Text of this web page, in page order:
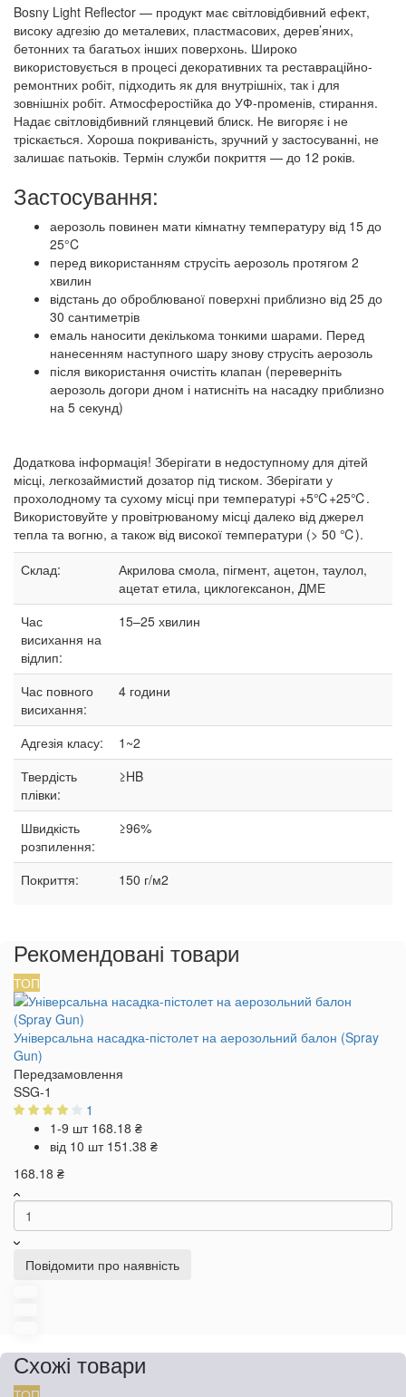
Bosny Light Reflector — продукт має світловідбивний ефект,
високу адгезію до металевих, пластмасових, дерев’яних,
бетонних та багатьох інших поверхонь. Широко
використовується в процесі декоративних та реставраційно-
ремонтних робіт, підходить як для внутрішніх, так і для
зовнішніх робіт. Атмосферостійка до УФ-променів, стирання.
Надає світловідбивний глянцевий блиск. Не вигоряє і не
тріскається. Хороша покриваність, зручний у застосуванні, не
залишає патьоків. Термін служби покриття — до 12 років.
Застосування:
аерозоль повинен мати кімнатну температуру від 15 до
25°C
перед використанням струсіть аерозоль протягом 2
хвилин
відстань до оброблюваної поверхні приблизно від 25 до
30 сантиметрів
емаль наносити декількома тонкими шарами. Перед
нанесенням наступного шару знову струсіть аерозоль
після використання очистіть клапан (переверніть
аерозоль догори дном і натисніть на насадку приблизно
на 5 секунд)
Додаткова інформація! Зберігати в недоступному для дітей
місці, легкозаймистий дозатор під тиском. Зберігати у
прохолодному та сухому місці при температурі +5℃+25℃.
Використовуйте у провітрюваному місці далеко від джерел
тепла та вогню, а також від високої температури (> 50 ℃).
Склад:
Акрилова смола, пігмент, ацетон, таулол,
ацетат етила, циклогексанон, ДМЕ
Час
висихання на
відлип:
15–25 хвилин
Час повного
висихання:
4 години
Адгезія класу:
1~2
Твердість
плівки:
≥HB
Швидкість
розпилення:
≥96%
Покриття: 150 г/м2
Рекомендовані товари
ТОП
Універсальна насадка-пістолет на аерозольний балон (Spray
Gun)
Передзамовлення
SSG-1
1
1-9 шт 168.18 ₴
від 10 шт 151.38 ₴
168.18 ₴
Повідомити про наявність
Схожі товари